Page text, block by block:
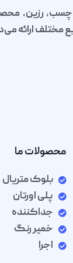
چسب، رزین،
مختلف ارائه
محصولات ما
بلوک متریال
پلی اورتان
جداکننده
خمیر رنگ
اجرا